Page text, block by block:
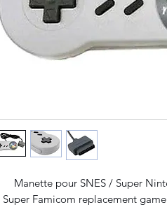
Manette pour SNES / Super
Super Famicom replacement